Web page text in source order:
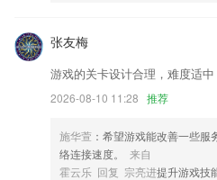
在隐私政策中增加收集设备安装软件
声明
联系我们
以上就是彩神大玩家下载最新版安装
品进行优化修改。
张友梅
游戏的关卡设计合理，难度适
2026-08-10 11:28 推荐
施华萱 ：希望游戏能改善一些
络连接速度。
来自
霍云乐 回复 宗亮进提升游戏技